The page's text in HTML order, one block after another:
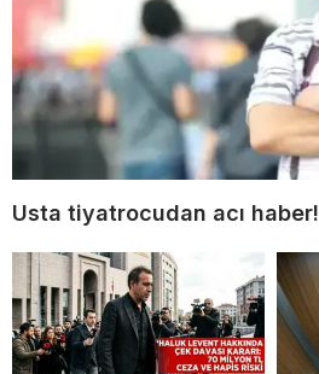
Usta tiyatrocudan acı haber!